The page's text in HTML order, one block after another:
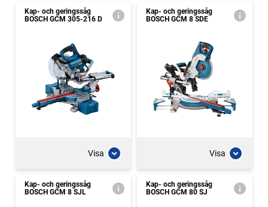
Kap- och geringssåg
BOSCH GCM 305-216 D
Visa
Kap- och geringssåg
BOSCH GCM 8 SDE
Visa
Kap- och geringssåg
BOSCH GCM 8 SJL
Kap- och geringssåg
BOSCH GCM 80 SJ